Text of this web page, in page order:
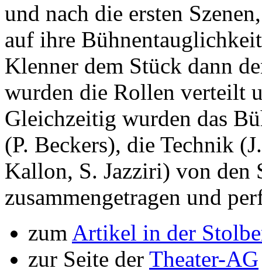
und nach die ersten
auf ihre
Klenner dem Stück dann
wurden die Rollen verteilt
Gleichzeitig wurden das
(P. Beckers), die Technik
Kallon, S. Jazziri) von den
zusammengetragen und
zum Artikel in der
zur Seite der Theater-AG